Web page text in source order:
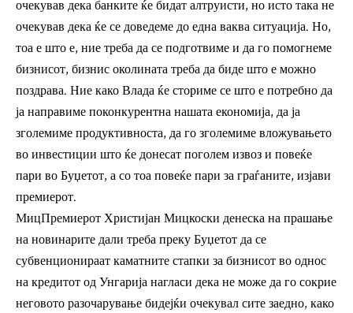
очекував дека банките ќе бидат алтруисти, но исто така не
очекував дека ќе се доведеме до една ваква ситуација. Но,
тоа е што е, ние треба да се подготвиме и да го помогнеме
бизнисот, бизнис околината треба да биде што е можно
поздрава. Ние како Влада ќе сториме се што е потребно да
ја направиме поконкурентна нашата економија, да ја
зголемиме продуктивноста, да го зголемиме вложувањето
во инвестиции што ќе донесат поголем извоз и повеќе
пари во Буџетот, а со тоа повеќе пари за граѓаните, изјави
премиерот.
МицПремиерот Христијан Мицкоски денеска на прашање
на новинарите дали треба преку Буџетот да се
субвенционираат каматните стапки за бизнисот во однос
на кредитот од Унгарија нагласи дека не може да го сокрие
неговото разочарување бидејќи очекувал сите заедно, како